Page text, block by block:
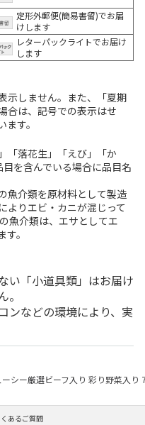
定形外郵便(簡易書留)でお届
けします
レターパックライトでお届け
します
示しません。また、「夏期
合は、記号での表示はせ
す。
「落花生」「えび」「か
を含んでいる場合に品目名
魚介類を原材料として製造
よりエビ・カニが混じって
魚介類は、エサとしてエ
。
い「小道具類」はお届け
ンなどの環境により、実
ーシー厳選ビーフ入り 彩り野菜入
あるご質問